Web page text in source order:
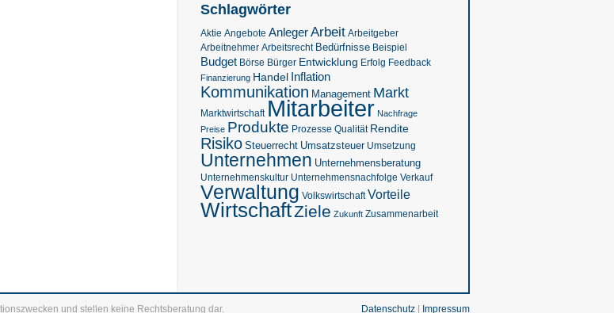
Schlagwörter
Aktie Angebote AnlegerArbeit Arbeitgeber
Arbeitnehmer Arbeitsrecht Bedürfnisse Beispiel
Budget Börse Bürger Entwicklung Erfolg Feedback
Finanzierung Handel Inflation
Kommunikation Management Markt
Marktwirtschaft Mitarbeiter Nachfrage
Preise Produkte Prozesse Qualität Rendite
Risiko Steuerrecht Umsatzsteuer Umsetzung
Unternehmen Unternehmensberatung
Unternehmenskultur Unternehmensnachfolge Verkauf
Verwaltung Volkswirtschaft Vorteile
WirtschaftZiele Zukunft Zusammenarbeit
und stellen keine Rechtsberatung dar. Datenschutz | Impressum